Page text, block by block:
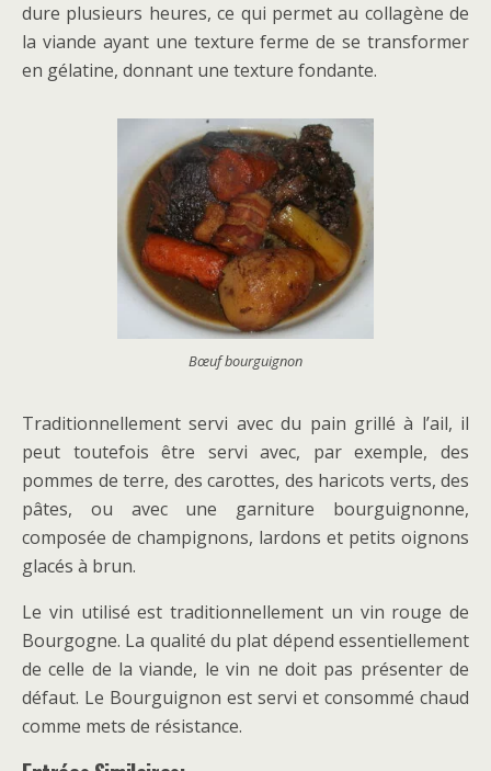
dure plusieurs heures, ce qui permet au collagène de
la viande ayant une texture ferme de se transformer
en gélatine, donnant une texture fondante.
Bœuf bourguignon
Traditionnellement servi avec du pain grillé à l’ail, il
peut toutefois être servi avec, par exemple, des
pommes de terre, des carottes, des haricots verts, des
pâtes, ou avec une garniture bourguignonne,
composée de champignons, lardons et petits oignons
glacés à brun.
Le vin utilisé est traditionnellement un vin rouge de
Bourgogne. La qualité du plat dépend essentiellement
de celle de la viande, le vin ne doit pas présenter de
défaut. Le Bourguignon est servi et consommé chaud
comme mets de résistance.